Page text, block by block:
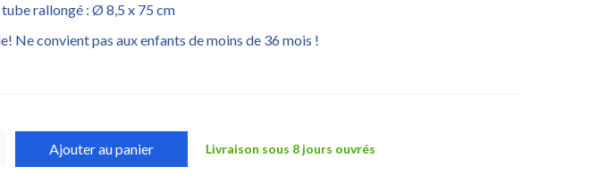
rallongé : Ø 8,5 x 75 cm
Ne convient pas aux enfants de moins de 36 mois !
Ajouter au panier Livraison sous 8 jours ouvrés